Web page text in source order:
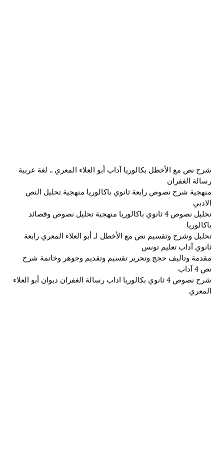
شرح نص مع الأخطل بكالوريا آداب أبو العلاء المعري .. لغة عربية
رسالة الغفران
منهجية شرح نصوص رابعة ثانوي باكالوريا منهجية تحليل النص
الادبي
تحليل نصوص 4 ثانوي باكالوريا منهجية تحليل نصوص وقصائد
باكالوريا
تحليل وشرح وتقسيم نص مع الأخطل لـ أبو العلاء المعري رابعة
ثانوي آداب تعليم تونس
مقدمة وتاليف حجج وتحرير تقسيم وتقديم وجوهر وخاتمة شرح
نص 4 آداب
شرح نصوص 4 ثانوي بكالوريا اداب رسالة الغفران ديوان أبو العلاء
المعري